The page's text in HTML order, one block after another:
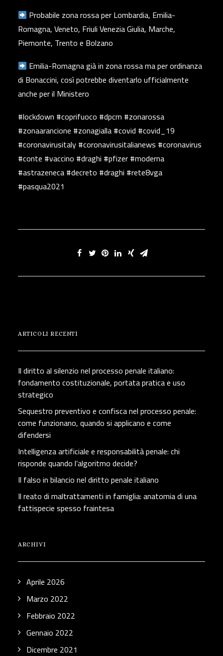
Probabile zona rossa per Lombardia, Emilia-
Romagna, Veneto, Friuli Venezia Giulia, Marche,
Piemonte, Trento e Bolzano
Emilia-Romagna già in zona rossa ma per ordinanza
di Bonaccini, così potrebbe diventarlo ufficialmente
anche per il Ministero
#lockdown #coprifuoco #dpcm #zonarossa
#zonaarancione #zonagialla #covid #covid_19
#coronavirusitaly #coronavirusitalianews #coronavirus
#conte #vaccino #draghi #pfizer #moderna
#astrazeneca #decreto #draghi #rete8vga
#pasqua2021
ARTICOLI RECENTI
Il diritto al silenzio nel processo penale italiano:
fondamento costituzionale, portata pratica e uso
strategico
Sequestro preventivo e confisca nel processo penale:
come funzionano, quando si applicano e come
difendersi
Intelligenza artificiale e responsabilità penale: chi
risponde quando l’algoritmo decide?
Il falso in bilancio nel diritto penale italiano
Il reato di maltrattamenti in famiglia: anatomia di una
fattispecie spesso fraintesa
ARCHIVI
Aprile 2026
Marzo 2022
Febbraio 2022
Gennaio 2022
Dicembre 2021